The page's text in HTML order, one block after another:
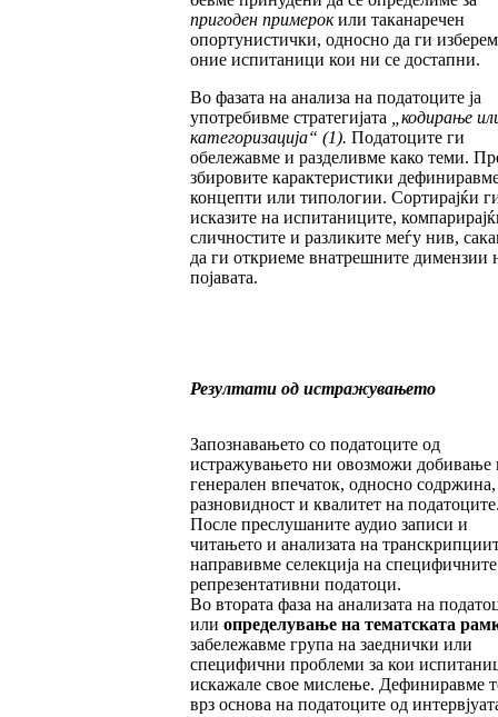
пригоден примерокили таканаречен
опортунистички, односно да ги
оние испитаници кои ни се достапни.
Во фазата на анализа на податоците ја
употребивме стратегијата
кодирање
категоризација“ (1). Податоците ги
обележавме и разделивме како теми.
збировите карактеристики
концепти или типологии. Сортирајќи
исказите на испитаниците,
сличностите и разликите меѓу нив,
да ги откриеме внатрешните димензии
појавата.
Резултати од истражувањето
Запознавањето со податоците од
истражувањето ни овозможи добивање
генерален впечаток, односно содржина,
разновидност и квалитет на
После преслушаните аудио записи и
читањето и анализата на
направивме селекција на
репрезентативни податоци.
Во втората фаза на анализата на
или определување на тематската
забележавме група на заеднички или
специфични проблеми за кои
искажале свое мислење. Дефиниравме
врз основа на податоците од